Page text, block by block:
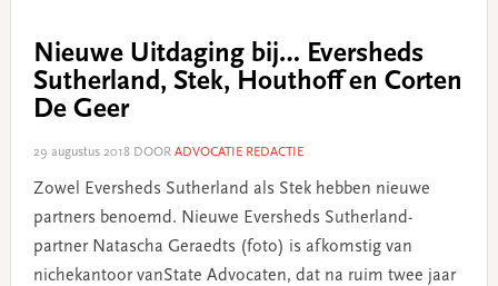
Nieuwe Uitdaging bij… Eversheds
Sutherland, Stek, Houthoff en Corten
De Geer
29 augustus 2018DOOR ADVOCATIE REDACTIE
Zowel Eversheds Sutherland als Stek hebben nieuwe
partners benoemd. Nieuwe Eversheds Sutherland-
partner Natascha Geraedts (foto) is afkomstig van
nichekantoor vanState Advocaten, dat na ruim twee jaar